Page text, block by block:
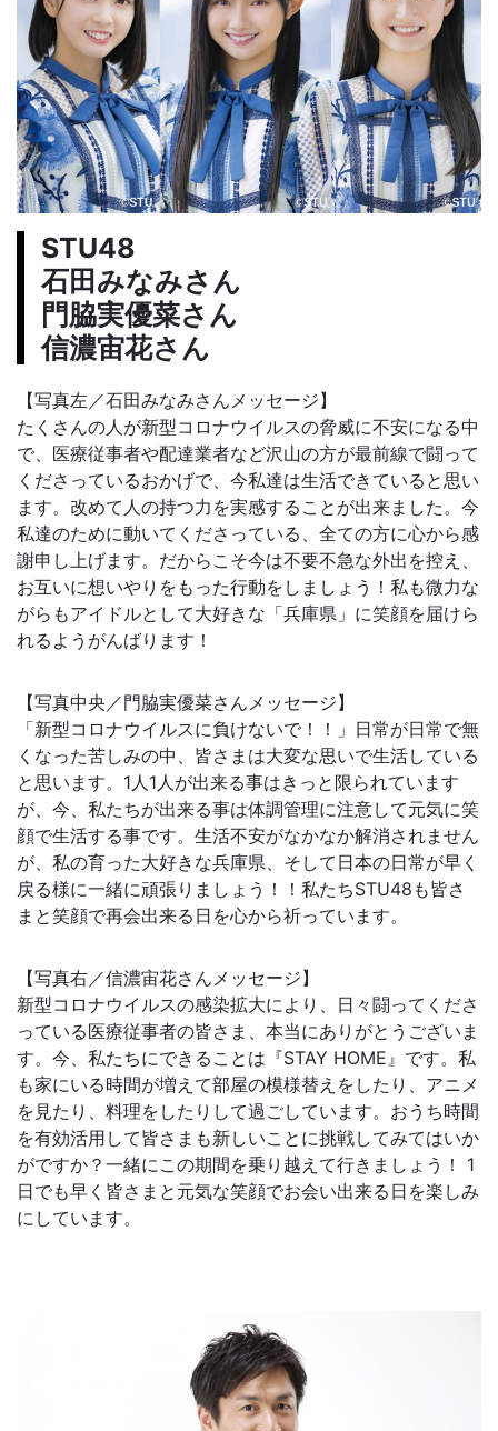
STU48
石田みなみさん
門脇実優菜さん
信濃宙花さん
【写真左／石田みなみさんメッセージ】
たくさんの人が新型コロナウイルスの脅威に不安になる中
で、医療従事者や配達業者など沢山の方が最前線で闘って
くださっているおかげで、今私達は生活できていると思い
ます。改めて人の持つ力を実感することが出来ました。今
私達のために動いてくださっている、全ての方に心から感
謝申し上げます。だからこそ今は不要不急な外出を控え、
お互いに想いやりをもった行動をしましょう！私も微力な
がらもアイドルとして大好きな「兵庫県」に笑顔を届けら
れるようがんばります！
【写真中央／門脇実優菜さんメッセージ】
「新型コロナウイルスに負けないで！！」日常が日常で無
くなった苦しみの中、皆さまは大変な思いで生活している
と思います。1人1人が出来る事はきっと限られています
が、今、私たちが出来る事は体調管理に注意して元気に笑
顔で生活する事です。生活不安がなかなか解消されません
が、私の育った大好きな兵庫県、そして日本の日常が早く
戻る様に一緒に頑張りましょう！！私たちSTU48も皆さ
まと笑顔で再会出来る日を心から祈っています。
【写真右／信濃宙花さんメッセージ】
新型コロナウイルスの感染拡大により、日々闘ってくださ
っている医療従事者の皆さま、本当にありがとうございま
す。今、私たちにできることは『STAY HOME』です。私
も家にいる時間が増えて部屋の模様替えをしたり、アニメ
を見たり、料理をしたりして過ごしています。おうち時間
を有効活用して皆さまも新しいことに挑戦してみてはいか
がですか？一緒にこの期間を乗り越えて行きましょう！ 1
日でも早く皆さまと元気な笑顔でお会い出来る日を楽しみ
にしています。